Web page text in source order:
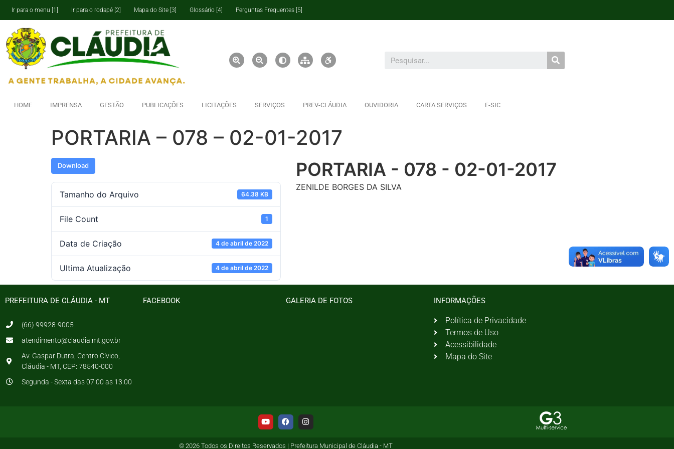
Ir para o menu [1] Ir para o rodapé [2] Mapa do Site [3] Glossário [4] Perguntas Frequentes [5]
HOME IMPRENSA GESTÃO PUBLICAÇÕES LICITAÇÕES SERVIÇOS PREV-CLÁUDIA OUVIDORIA CARTA SERVIÇOS E-SIC
PORTARIA – 078 – 02-01-2017
Download
Tamanho do Arquivo 64.38 KB
File Count 1
Data de Criação 4 de abril de 2022
Ultima Atualização 4 de abril de 2022
PORTARIA - 078 - 02-01-2017
ZENILDE BORGES DA SILVA
PREFEITURA DE CLÁUDIA - MT
(66) 99928-9005
atendimento@claudia.mt.gov.br
Av. Gaspar Dutra, Centro Cívico,
Cláudia - MT, CEP: 78540-000
Segunda - Sexta das 07:00 as 13:00
FACEBOOK GALERIA DE FOTOS INFORMAÇÕES
Política de Privacidade
Termos de Uso
Acessibilidade
Mapa do Site
© 2026 Todos os Direitos Reservados | Prefeitura Municipal de Cláudia - MT